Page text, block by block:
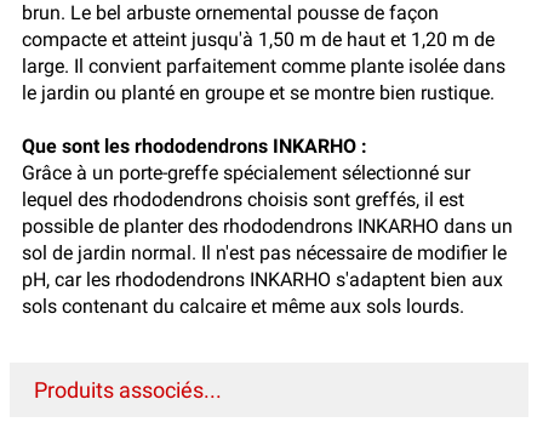
brun. Le bel arbuste ornemental pousse de façon
compacte et atteint jusqu'à 1,50 m de haut et 1,20 m de
large. Il convient parfaitement comme plante isolée dans
le jardin ou planté en groupe et se montre bien rustique.
Que sont les rhododendrons INKARHO :
Grâce à un porte-greffe spécialement sélectionné sur
lequel des rhododendrons choisis sont greffés, il est
possible de planter des rhododendrons INKARHO dans un
sol de jardin normal. Il n'est pas nécessaire de modifier le
pH, car les rhododendrons INKARHO s'adaptent bien aux
sols contenant du calcaire et même aux sols lourds.
Produits associés...